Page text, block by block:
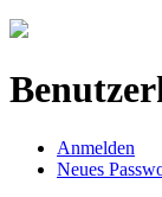
Jump to navigation
Haupt-
Anmelden
Neues